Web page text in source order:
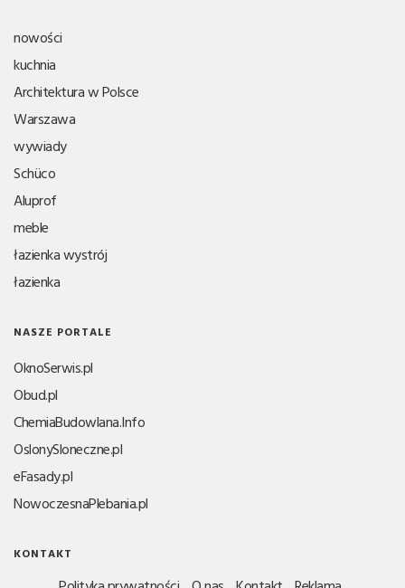
nowości
kuchnia
Architektura w Polsce
Warszawa
wywiady
Schüco
Aluprof
meble
łazienka wystrój
łazienka
NASZE PORTALE
OknoSerwis.pl
Obud.pl
ChemiaBudowlana.Info
OslonySloneczne.pl
eFasady.pl
NowoczesnaPlebania.pl
KONTAKT